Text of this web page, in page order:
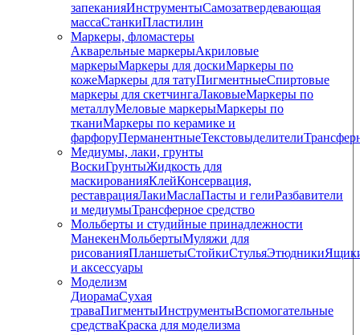
запеканияИнструментыСамозатвердевающая
массаСтанкиПластилин
Маркеры, фломастеры
Акварельные маркерыАкриловые
маркерыМаркеры для доскиМаркеры по
кожеМаркеры для татуПигментныеCпиртовые
маркеры для скетчингаЛаковыеМаркеры по
металлуМеловые маркерыМаркеры по
тканиМаркеры по керамике и
фарфоруПерманентныеТекстовыделители
Медиумы, лаки, грунты
ВоскиГрунтыЖидкость для
маскированияКлейКонсервация,
реставрацияЛакиМаслаПасты и гелиРазбавители
и медиумыТрансферное средство
Мольберты и студийные принадлежности
МанекенМольбертыМуляжи для
рисованияПланшетыСтойкиСтульяЭтюдники
и аксессуары
Моделизм
ДиорамаСухая
траваПигментыИнструментыВспомогательные
средстваКраска для моделизма